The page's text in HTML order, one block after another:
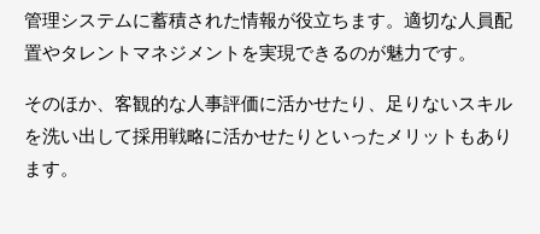
管理システムに蓄積された情報が役立ちます。適切な人員配
置やタレントマネジメントを実現できるのが魅力です。
そのほか、客観的な人事評価に活かせたり、足りないスキル
を洗い出して採用戦略に活かせたりといったメリットもあり
ます。